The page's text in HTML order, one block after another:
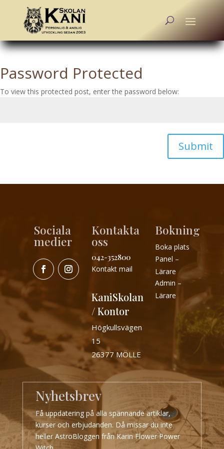
Password Protected
To view this protected post, enter the password below:
Submit
Sociala
medier
Kontakta
oss
042-352800
Kontakt mail
KaniSkolan
/ Kontor
Högkullsvägen
15
26377 MÖLLE
Bokning
Boka plats
Panel –
Lärare
Admin –
Lärare
Nyhetsbrev
Få uppdatering på alla spännande artiklar,
kurser och erbjudanden. Då missar du inte
heller AstroBloggen från Karin Flower Power